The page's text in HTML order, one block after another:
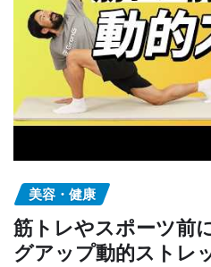
美容・健康
筋トレやスポーツ前
グアップ動的ストレ